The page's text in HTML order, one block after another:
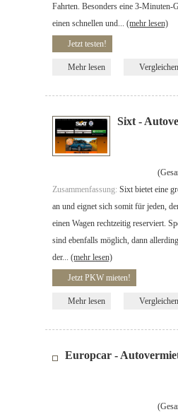
Fahrten. Besonders eine 3-Minuten-
einen schnellen und... (mehr lesen)
Jetzt testen!
Mehr lesen Vergleichen
Sixt -
Zusammenfassung: Sixt bietet eine
an und eignet sich somit für jeden,
einen Wagen rechtzeitig reserviert.
sind ebenfalls möglich, dann
der... (mehr lesen)
Jetzt PKW mieten!
Mehr lesen Vergleichen
Europcar -